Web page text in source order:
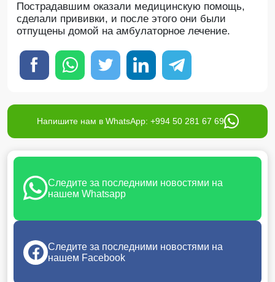
Пострадавшим оказали медицинскую помощь,
сделали прививки, и после этого они были
отпущены домой на амбулаторное лечение.
Напишите нам в WhatsApp: +994 50 281 67 69
Следите за последними новостями на
нашем Whatsapp
Следите за последними новостями на
нашем Facebook